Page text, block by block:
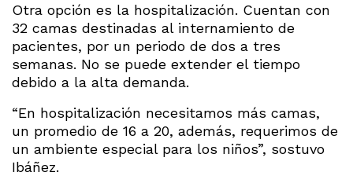
Otra opción es la hospitalización. Cuentan con
32 camas destinadas al internamiento de
pacientes, por un periodo de dos a tres
semanas. No se puede extender el tiempo
debido a la alta demanda.
“En hospitalización necesitamos más camas,
un promedio de 16 a 20, además, requerimos de
un ambiente especial para los niños”, sostuvo
Ibáñez.